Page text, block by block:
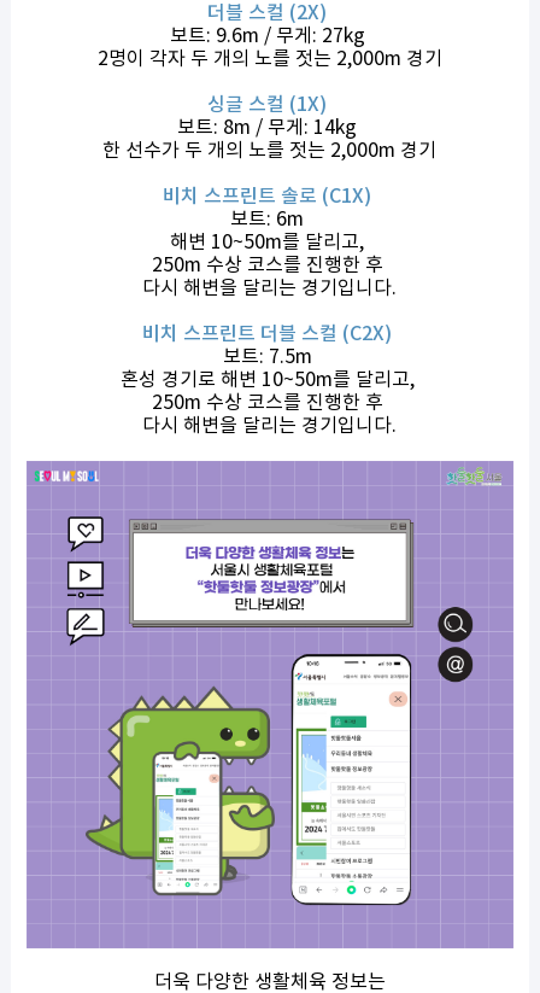
더블 스컬 (2X)
보트: 9.6m / 무게: 27kg
2명이 각자 두 개의 노를 젓는 2,000m 경기
싱글 스컬 (1X)
보트: 8m / 무게: 14kg
한 선수가 두 개의 노를 젓는 2,000m 경기
비치 스프린트 솔로 (C1X)
보트: 6m
해변 10~50m를 달리고,
250m 수상 코스를 진행한 후
다시 해변을 달리는 경기입니다.
비치 스프린트 더블 스컬 (C2X)
보트: 7.5m
혼성 경기로 해변 10~50m를 달리고,
250m 수상 코스를 진행한 후
다시 해변을 달리는 경기입니다.
더욱 다양한 생활체육 정보는